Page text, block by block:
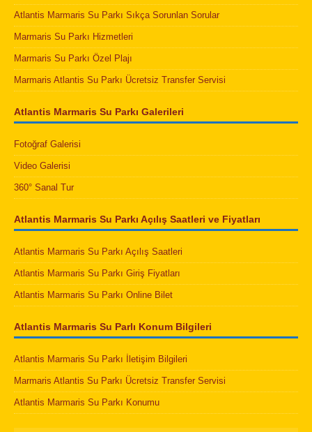
Atlantis Marmaris Su Parkı Sıkça Sorunlan Sorular
Marmaris Su Parkı Hizmetleri
Marmaris Su Parkı Özel Plajı
Marmaris Atlantis Su Parkı Ücretsiz Transfer Servisi
Atlantis Marmaris Su Parkı Galerileri
Fotoğraf Galerisi
Video Galerisi
360° Sanal Tur
Atlantis Marmaris Su Parkı Açılış Saatleri ve Fiyatları
Atlantis Marmaris Su Parkı Açılış Saatleri
Atlantis Marmaris Su Parkı Giriş Fiyatları
Atlantis Marmaris Su Parkı Online Bilet
Atlantis Marmaris Su Parlı Konum Bilgileri
Atlantis Marmaris Su Parkı İletişim Bilgileri
Marmaris Atlantis Su Parkı Ücretsiz Transfer Servisi
Atlantis Marmaris Su Parkı Konumu